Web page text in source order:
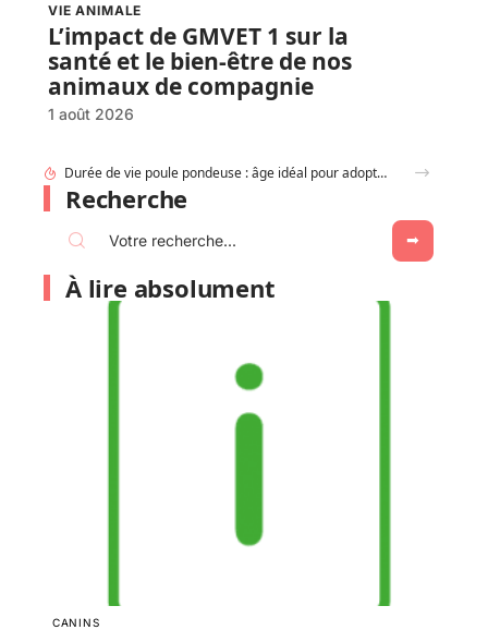
VIE ANIMALE
L’impact de GMVET 1 sur la
santé et le bien-être de nos
animaux de compagnie
1 août 2026
Durée de vie poule pondeuse : âge idéal pour adopter ou renouveler ?
Recherche
À lire absolument
CANINS